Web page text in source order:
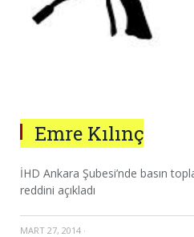
Emre Kılınç
İHD Ankara Şubesi’nde basın
reddini açıkladı
MART 27, 2014 ·